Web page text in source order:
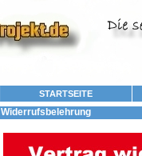
STARTSEITE
Widerrufsbelehrung